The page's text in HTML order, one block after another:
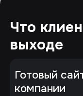
Что
выходе
Готовый
компании